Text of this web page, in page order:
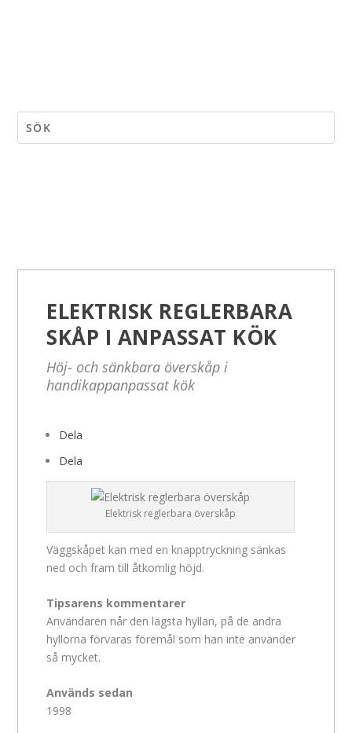
ELEKTRISK REGLERBARA
SKÅP I ANPASSAT KÖK
Höj- och sänkbara överskåp i
handikappanpassat kök
Dela
Dela
Elektrisk reglerbara överskåp
Väggskåpet kan med en knapptryckning sänkas
ned och fram till åtkomlig höjd.
Tipsarens kommentarer
Användaren når den lägsta hyllan, på de andra
hyllorna förvaras föremål som han inte använder
så mycket.
Används sedan
1998